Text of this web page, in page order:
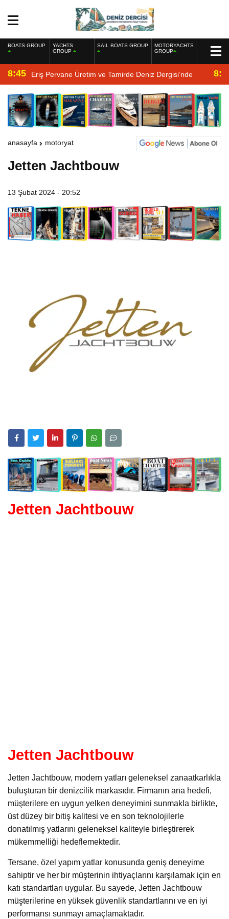
BOATS GROUP
YACHTS
GROUP
SAIL BOATS GROUP
MOTORYACHTS
GROUP
8:45 Eriş Pervane Üretim ve Tamirde Deniz Dergisi’nde
anasayfa motoryat
Jetten Jachtbouw
13 Şubat 2024 - 20:52
Jetten Jachtbouw
Jetten Jachtbouw
Jetten Jachtbouw, modern yatları geleneksel zanaatkarlıkla
buluşturan bir denizcilik markasıdır. Firmanın ana hedefi,
müşterilere en uygun yelken deneyimini sunmakla birlikte,
üst düzey bir bitiş kalitesi ve en son teknolojilerle
donatılmış yatlarını geleneksel kaliteyle birleştirerek
mükemmelliği hedeflemektedir.
Tersane, özel yapım yatlar konusunda geniş deneyime
sahiptir ve her bir müşterinin ihtiyaçlarını karşılamak için en
katı standartları uygular. Bu sayede, Jetten Jachtbouw
müşterilerine en yüksek güvenlik standartlarını ve en iyi
performansı sunmayı amaçlamaktadır.